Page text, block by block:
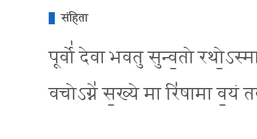
संहिता
पूर्वो॑ देवा भवतु सुन्व॒तो
वचोऽग्ने॑ स॒ख्ये मा रि॑षामा व॒यं